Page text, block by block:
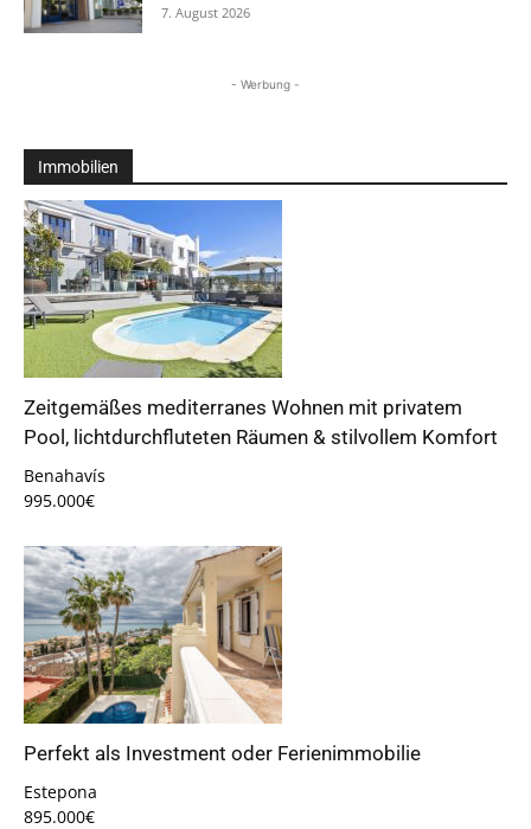
7. August 2026
- Werbung -
Immobilien
Zeitgemäßes mediterranes Wohnen mit privatem
Pool, lichtdurchfluteten Räumen & stilvollem Komfort
Benahavís
995.000€
Perfekt als Investment oder Ferienimmobilie
Estepona
895.000€